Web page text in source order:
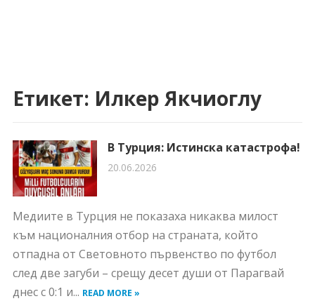
Етикет: Илкер Якчиоглу
В Турция: Истинска катастрофа!
20.06.2026
Медиите в Турция не показаха никаква милост
към националния отбор на страната, който
отпадна от Световното първенство по футбол
след две загуби – срещу десет души от Парагвай
днес с 0:1 и... READ MORE »